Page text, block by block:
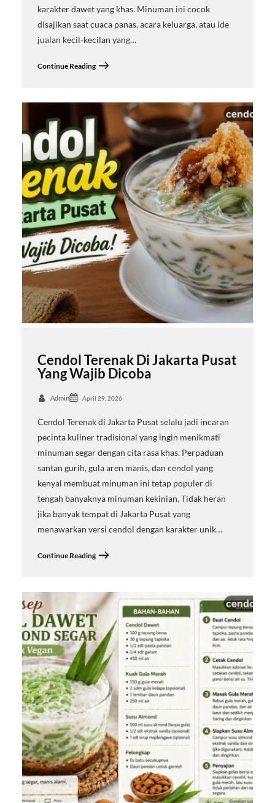
karakter dawet yang khas. Minuman ini cocok
disajikan saat cuaca panas, acara keluarga, atau ide
jualan kecil-kecilan yang…
Continue Reading
Cendol Terenak Di Jakarta Pusat
Yang Wajib Dicoba
Admin April 29, 2026
Cendol Terenak di Jakarta Pusat selalu jadi incaran
pecinta kuliner tradisional yang ingin menikmati
minuman segar dengan cita rasa khas. Perpaduan
santan gurih, gula aren manis, dan cendol yang
kenyal membuat minuman ini tetap populer di
tengah banyaknya minuman kekinian. Tidak heran
jika banyak tempat di Jakarta Pusat yang
menawarkan versi cendol dengan karakter unik…
Continue Reading